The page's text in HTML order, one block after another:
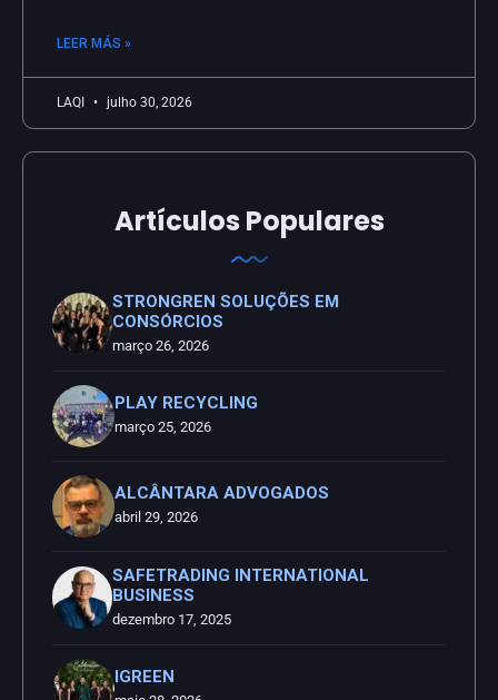
LEER MÁS »
LAQI julho 30, 2026
Artículos Populares
STRONGREN SOLUÇÕES EM
CONSÓRCIOS
março 26, 2026
PLAY RECYCLING
março 25, 2026
ALCÂNTARA ADVOGADOS
abril 29, 2026
SAFETRADING INTERNATIONAL
BUSINESS
dezembro 17, 2025
IGREEN